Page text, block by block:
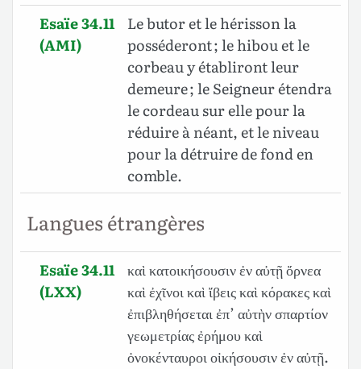
Esaïe 34.11
(AMI)
Le butor et le hérisson la
posséderont ; le hibou et le
corbeau y établiront leur
demeure ; le Seigneur étendra
le cordeau sur elle pour la
réduire à néant, et le niveau
pour la détruire de fond en
comble.
Langues étrangères
Esaïe 34.11
(LXX)
καὶ κατοικήσουσιν ἐν αὐτῇ ὄρνεα
καὶ ἐχῖνοι καὶ ἴβεις καὶ κόρακες καὶ
ἐπιβληθήσεται ἐπ’ αὐτὴν σπαρτίον
γεωμετρίας ἐρήμου καὶ
ὀνοκένταυροι οἰκήσουσιν ἐν αὐτῇ.